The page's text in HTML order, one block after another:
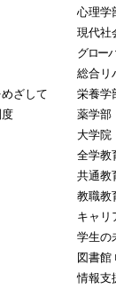
ざして
心理学
現代社
グロー
総合リ
栄養学
薬学部
大学院
全学教
共通教
教職教
キャリ
学生の
図書館
情報支